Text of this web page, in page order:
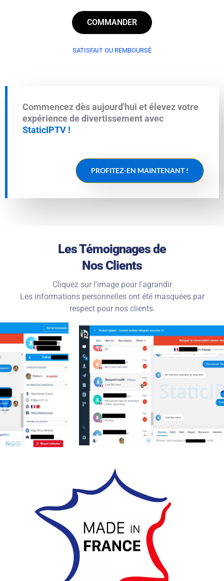
COMMANDER
SATISFAIT OU REMBOURSÉ
Commencez dès aujourd'hui et élevez votre
expérience de divertissement avec
StaticIPTV !
PROFITEZ-EN MAINTENANT !
Les Témoignages de
Nos Clients
Cliquez sur l'image pour l'agrandir
Les informations personnelles ont été masquées par
respect pour nos clients.